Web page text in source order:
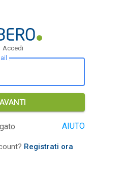
Accedi
AVANTI
AIUTO
Registrati ora